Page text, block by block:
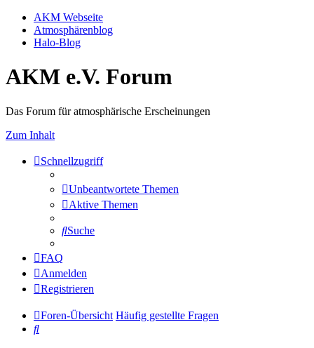
AKM Webseite
Atmosphärenblog
Halo-Blog
AKM e.V. Forum
Das Forum für atmosphärische Erscheinungen
Zum Inhalt
Schnellzugriff
Unbeantwortete Themen
Aktive Themen
Suche
FAQ
Anmelden
Registrieren
Foren-Übersicht Häufig gestellte Fragen
Suche